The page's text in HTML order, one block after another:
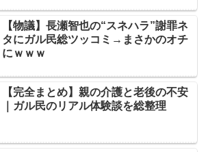
【物議】長瀬智也の“スネハラ”謝罪ネ
タにガル民総ツッコミ→まさかのオチ
にｗｗｗ
【完全まとめ】親の介護と老後の不安
｜ガル民のリアル体験談を総整理